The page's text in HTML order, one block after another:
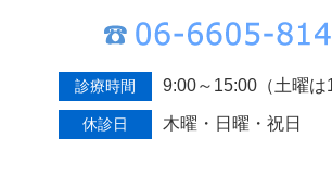
診療時間 9:00～15:00（土曜は
休診日 木曜・日曜・祝日